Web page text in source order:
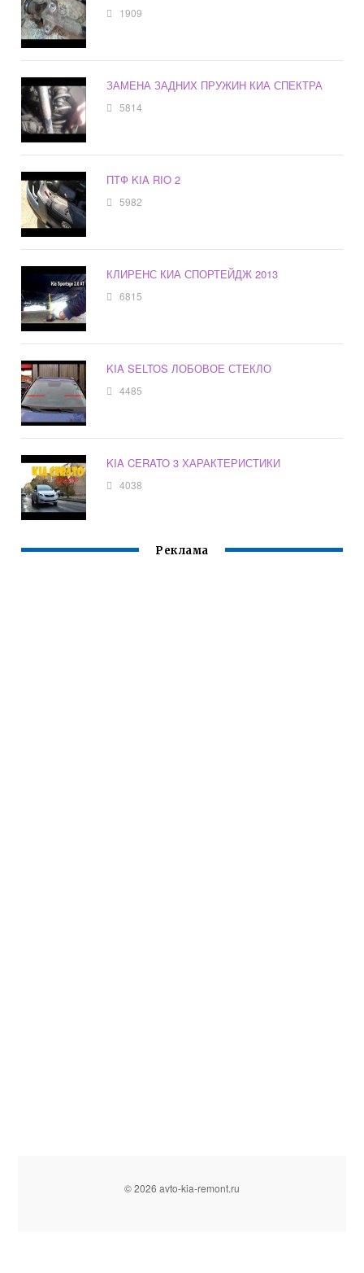
1909
ЗАМЕНА ЗАДНИХ ПРУЖИН КИА СПЕКТРА
5814
ПТФ KIA RIO 2
5982
КЛИРЕНС КИА СПОРТЕЙДЖ 2013
6815
KIA SELTOS ЛОБОВОЕ СТЕКЛО
4485
KIA CERATO 3 ХАРАКТЕРИСТИКИ
4038
Реклама
© 2026 avto-kia-remont.ru